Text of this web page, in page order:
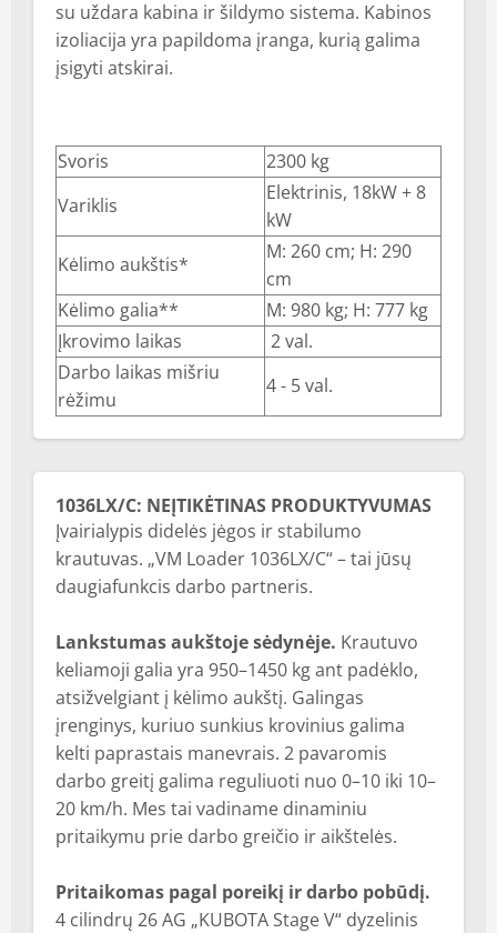
su uždara kabina ir šildymo sistema. Kabinos
izoliacija yra papildoma įranga, kurią galima
įsigyti atskirai.
Svoris
2300 kg
Variklis
Elektrinis, 18kW + 8
kW
Kėlimo aukštis*
M: 260 cm; H: 290
cm
Kėlimo galia**
M: 980 kg; H: 777 kg
Įkrovimo laikas
2 val.
Darbo laikas mišriu
rėžimu
4 - 5 val.
1036LX/C: NEĮTIKĖTINAS PRODUKTYVUMAS
Įvairialypis didelės jėgos ir stabilumo
krautuvas. „VM Loader 1036LX/C“ – tai jūsų
daugiafunkcis darbo partneris.
Lankstumas aukštoje sėdynėje. Krautuvo
keliamoji galia yra 950–1450 kg ant padėklo,
atsižvelgiant į kėlimo aukštį. Galingas
įrenginys, kuriuo sunkius krovinius galima
kelti paprastais manevrais. 2 pavaromis
darbo greitį galima reguliuoti nuo 0–10 iki 10–
20 km/h. Mes tai vadiname dinaminiu
pritaikymu prie darbo greičio ir aikštelės.
Pritaikomas pagal poreikį ir darbo pobūdį.
4 cilindrų 26 AG „KUBOTA Stage V“ dyzelinis